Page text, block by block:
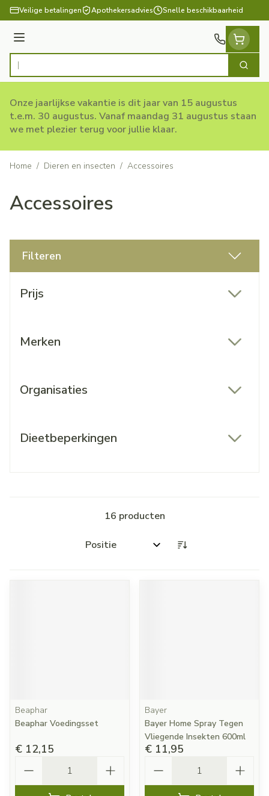
Ga naar de inhoud
Veilige betalingen Apothekersadvies Snelle beschikbaarheid
Menu
Product, merk, categorie... Zoek
Onze jaarlijkse vakantie is dit jaar van 15 augustus
t.e.m. 30 augustus. Vanaf maandag 31 augustus staan
we met plezier terug voor jullie klaar.
Home / Dieren en insecten / Accessoires
Accessoires
Filteren
Prijs
Merken
Organisaties
Dieetbeperkingen
16 producten
Sorteer op:
Beaphar
Beaphar Voedingsset
€ 12,15
Bayer
Bayer Home Spray Tegen
Vliegende Insekten 600ml
€ 11,95